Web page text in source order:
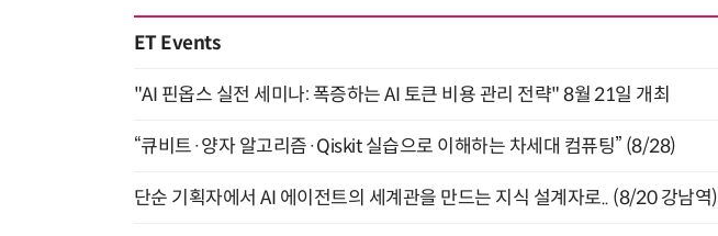
ET Events
"AI 핀옵스 실전 세미나: 폭증하는 AI 토큰 비용 관리 전략" 8월 21일 개최
“큐비트·양자 알고리즘·Qiskit 실습으로 이해하는 차세대 컴퓨팅” (8/28)
단순 기획자에서 AI 에이전트의 세계관을 만드는 지식 설계자로.. (8/20 강남역)